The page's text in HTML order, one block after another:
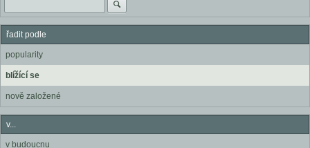
řadit podle
popularity
blížící se
nově založené
v...
v budoucnu